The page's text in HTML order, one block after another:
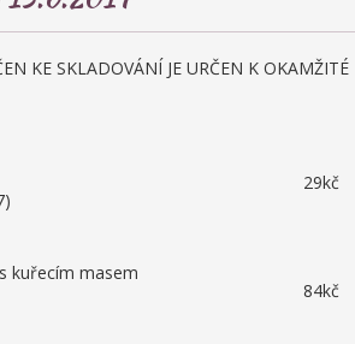
KE SKLADOVÁNÍ JE URČEN K OKAMŽITÉ
29kč
kuřecím masem
84kč